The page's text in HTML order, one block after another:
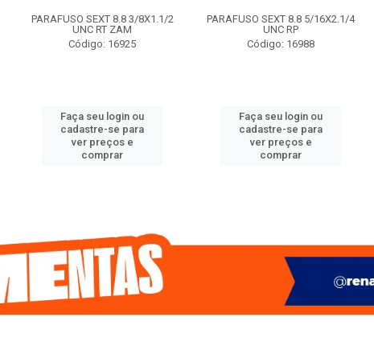
PARAFUSO SEXT 8.8 3/8X1.1/2
UNC RT ZAM
Código: 16925
Faça seu login ou
cadastre-se para
ver preços e
comprar
PARAFUSO SEXT 8.8 5/16X2.1/4
UNC RP
Código: 16988
Faça seu login ou
cadastre-se para
ver preços e
comprar